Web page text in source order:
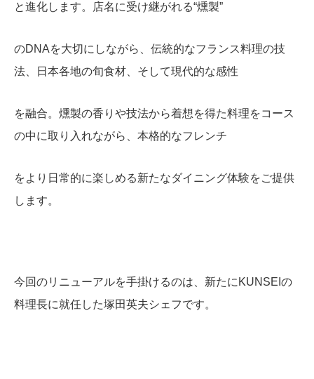
と進化します。店名に受け継がれる“燻製”
のDNAを大切にしながら、伝統的なフランス料理の技
法、日本各地の旬食材、そして現代的な感性
を融合。燻製の香りや技法から着想を得た料理をコース
の中に取り入れながら、本格的なフレンチ
をより日常的に楽しめる新たなダイニング体験をご提供
します。
今回のリニューアルを手掛けるのは、新たにKUNSEIの
料理長に就任した塚田英夫シェフです。